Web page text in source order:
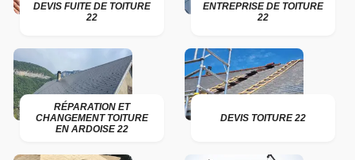
DEVIS FUITE DE TOITURE
22
ENTREPRISE DE TOITURE
22
RÉPARATION ET
CHANGEMENT TOITURE
EN ARDOISE 22
DEVIS TOITURE 22